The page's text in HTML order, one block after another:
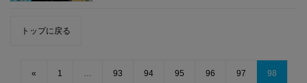
トップに戻る
« 1 93 94 95 96 97 98